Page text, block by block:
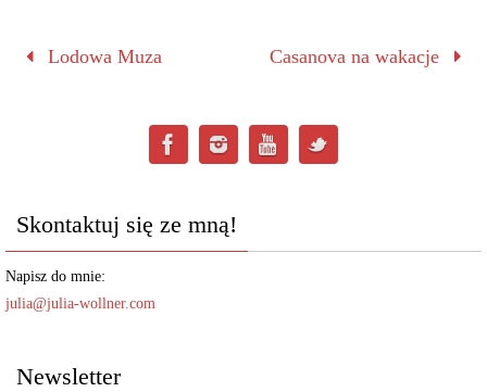
Lodowa Muza Casanova na wakacje
Skontaktuj się ze mną!
Napisz do mnie:
julia@julia-wollner.com
Newsletter